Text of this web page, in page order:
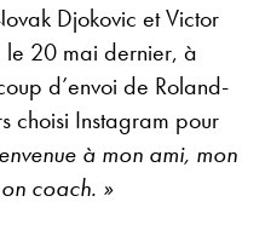
Djokovic et Victor
le 20 mai dernier, à
d’envoi de Roland-
choisi Instagram pour
à mon ami, mon
coach. »